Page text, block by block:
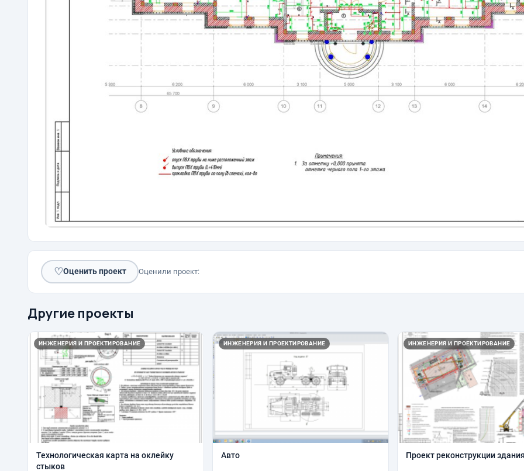
♡Оценить проект Оценили проект:
Другие проекты
ИНЖЕНЕРИЯ И ПРОЕКТИРОВАНИЕ
Технологическая карта на оклейку
стыков
ИНЖЕНЕРИЯ И ПРОЕКТИРОВАНИЕ
Авто
ИНЖЕНЕРИЯ И ПРОЕКТИРОВАНИЕ
Проект реконструкции